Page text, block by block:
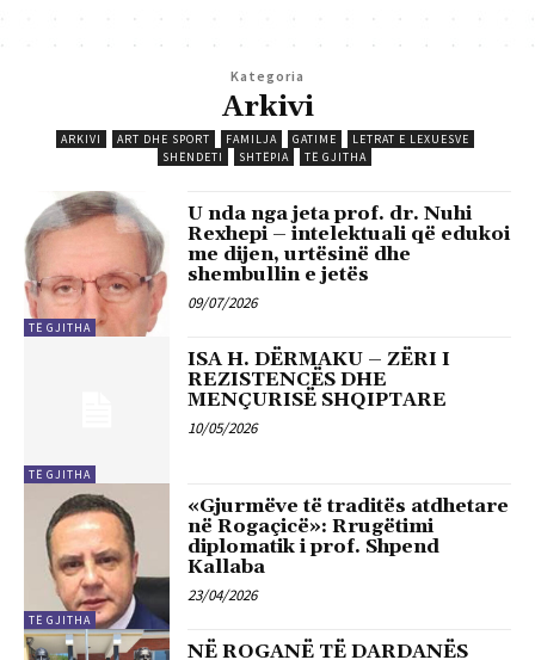
Kategoria
Arkivi
ARKIVI ART DHE SPORT FAMILJA GATIME
LETRAT E LEXUESVE
SHËNDETI
SHTËPIA TË GJITHA
TË GJITHA
U nda nga jeta prof. dr. Nuhi
Rexhepi – intelektuali që edukoi
me dijen, urtësinë dhe
shembullin e jetës
09/07/2026
TË GJITHA
ISA H. DËRMAKU – ZËRI I
REZISTENCËS DHE
MENÇURISË SHQIPTARE
10/05/2026
TË GJITHA
«Gjurmëve të traditës atdhetare
në Rogaçicë»: Rrugëtimi
diplomatik i prof. Shpend
Kallaba
23/04/2026
NË ROGANË TË DARDANËS